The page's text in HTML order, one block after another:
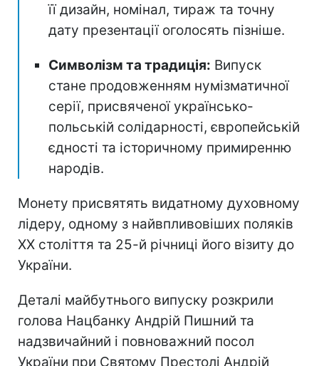
її дизайн, номінал, тираж та точну
дату презентації оголосять пізніше.
Символізм та традиція: Випуск
стане продовженням нумізматичної
серії, присвяченої українсько-
польській солідарності, європейській
єдності та історичному примиренню
народів.
Монету присвятять видатному духовному
лідеру, одному з найвпливовіших поляків
ХХ століття та 25-й річниці його візиту до
України.
Деталі майбутнього випуску розкрили
голова Нацбанку Андрій Пишний та
надзвичайний і повноважний посол
України при Святому Престолі Андрій